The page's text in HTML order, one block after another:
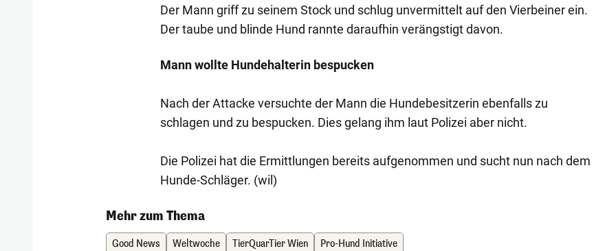
Der Mann griff zu seinem Stock und schlug unvermittelt auf den Vierbeiner ein.
Der taube und blinde Hund rannte daraufhin verängstigt davon.
Mann wollte Hundehalterin bespucken
Nach der Attacke versuchte der Mann die Hundebesitzerin ebenfalls zu
schlagen und zu bespucken. Dies gelang ihm laut Polizei aber nicht.
Die Polizei hat die Ermittlungen bereits aufgenommen und sucht nun nach dem
Hunde-Schläger. (wil)
Mehr zum Thema
Good News Weltwoche TierQuarTier Wien Pro-Hund Initiative